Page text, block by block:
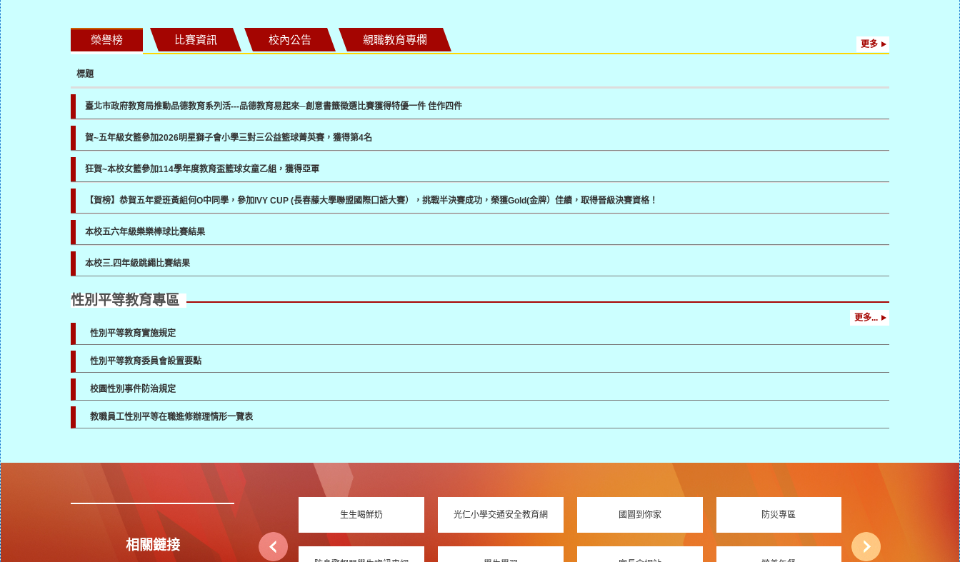
榮譽榜 比賽資訊 校內公告 親職教育專欄
標題
臺北市政府教育局推動品德教育系列活---品德教育易起來─創意書籤徵選比賽獲得特優一件 佳作四件
賀~五年級女籃參加2026明星獅子會小學三對三公益籃球菁英賽，獲得第4名
狂賀~本校女籃參加114學年度教育盃籃球女童乙組，獲得亞軍
【賀榜】恭賀五年愛班黃組何O中同學，參加IVY CUP (長春藤大學聯盟國際口語大賽），挑戰半決賽成功，榮獲Gold(金牌）佳績，取得晉級決賽資格！
本校五六年級樂樂棒球比賽結果
本校三.四年級跳繩比賽結果
更多
性別平等教育專區
性別平等教育實施規定
性別平等教育委員會設置要點
校園性別事件防治規定
教職員工性別平等在職進修辦理情形一覽表
更多...
相關鏈接
生生喝鮮奶 光仁小學交通安全教育網 國圖到你家 防災專區